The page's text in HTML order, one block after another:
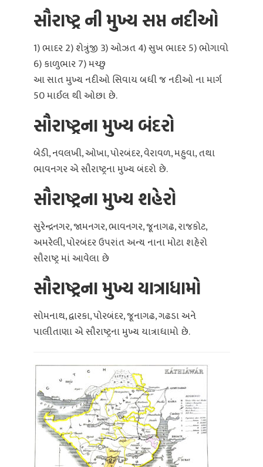
સૌરાષ્ટ્ર ની મુખ્ય સપ્ત નદીઓ
1) ભાદર 2) શેત્રુંજી 3) ઓઝત 4) સુખ ભાદર 5) ભોગાવો
6) કાળુભાર 7) મચ્છુ
આ સાત મુખ્ય નદીઓ સિવાય બધી જ નદીઓ ના માર્ગ
50 માઈલ થી ઓછા છે.
સૌરાષ્ટ્રના મુખ્ય બંદરો
બેડી, નવલખી, ઓખા, પોરબંદર, વેરાવળ, મહુવા, તથા
ભાવનગર એ સૌરાષ્ટ્રના મુખ્ય બંદરો છે.
સૌરાષ્ટ્રના મુખ્ય શહેરો
સુરેન્દ્રનગર, જામનગર, ભાવનગર, જૂનાગઢ, રાજકોટ,
અમરેલી, પોરબંદર ઉપરાંત અન્ય નાના મોટા શહેરો
સૌરાષ્ટ્ર માં આવેલા છે
સૌરાષ્ટ્રના મુખ્ય યાત્રાધામો
સોમનાથ, દ્વારકા, પોરબંદર, જૂનાગઢ, ગઢડા અને
પાલીતાણા એ સૌરાષ્ટ્રના મુખ્ય યાત્રાધામો છે.